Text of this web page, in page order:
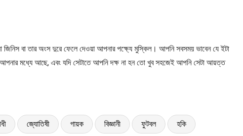
বা তার অংস দুরে ফেলে দেওয়া আপনার পক্ষ্যে মুস্কিল। আপনি সবসময় ভাবেন যে ইটা
আপনার মধ্যে আছে, এবং যদি সেটাতে আপনি দক্ষ না হন তো খুব সহজেই আপনি সেটা আয়ত্ত
জ্যোতিষী গায়ক বিজ্ঞানী ফুটবল হকি